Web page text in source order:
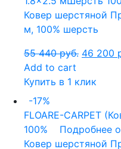
Ковер шерстяной
м, 100% шерсть
55 440руб. 46 200
Add to cart
Купить в 1 клик
-17%
FLOARE-CARPET
100%
Подробнее
Ковер шерстяной